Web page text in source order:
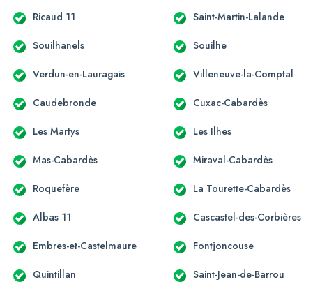
Ricaud 11 Saint-Martin-Lalande
Souilhanels Souilhe
Verdun-en-Lauragais Villeneuve-la-Comptal
Caudebronde Cuxac-Cabardès
Les Martys Les Ilhes
Mas-Cabardès Miraval-Cabardès
Roquefère La Tourette-Cabardès
Albas 11 Cascastel-des-Corbières
Embres-et-Castelmaure Fontjoncouse
Quintillan Saint-Jean-de-Barrou